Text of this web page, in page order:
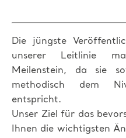
Die jüngste
unserer Leitlinie
Meilenstein, da sie
methodisch dem
entspricht.
Unser Ziel für das
Ihnen die wichtigsten